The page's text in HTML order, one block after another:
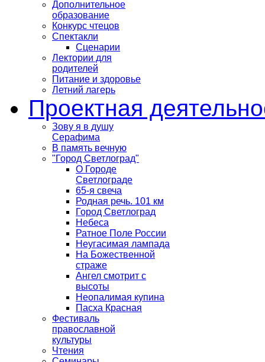
Дополнительное
образование
Конкурс чтецов
Спектакли
Сценарии
Лектории для
родителей
Питание и здоровье
Летний лагерь
Проектная
Зову я в душу
Серафима
В память вечную
"Город Светлоград"
О Городе
Светлограде
65-я свеча
Родная речь. 101 км
Город Светлоград
Небеса
Ратное Поле России
Неугасимая лампада
На Божественной
страже
Ангел смотрит с
высоты
Неопалимая купина
Пасха Красная
Фестиваль
православной
культуры
Чтения